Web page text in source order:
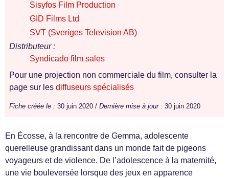
Sisyfos Film Production
GID Films Ltd
SVT (Sveriges Television AB)
Distributeur :
Syndicado film sales
Pour une projection non commerciale du film, consulter la
page sur les diffuseurs spécialisés
Fiche créée le : 30 juin 2020 / Dernière mise à jour : 30 juin 2020
En Écosse, à la rencontre de Gemma, adolescente
querelleuse grandissant dans un monde fait de pigeons
voyageurs et de violence. De l’adolescence à la maternité,
une vie bouleversée lorsque des jeux en apparence